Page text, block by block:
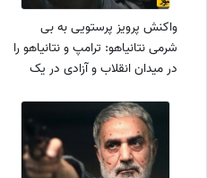
واکنش پرویز پرستویی به بی
شرمی نتانیاهو: ترامپ و نتانیاهو را
در میدان انقلاب و آزادی در یک